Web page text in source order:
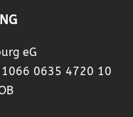
eG
1066 0635 4720 10